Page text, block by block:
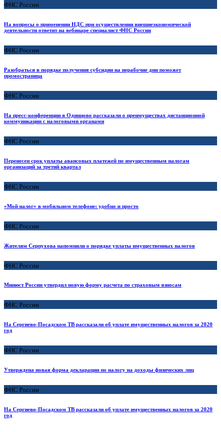
ФНС России
На вопросы о применении НДС при осуществлении внешнеэкономической
деятельности ответит на вебинаре специалист ФНС России
ФНС России
Разобраться в порядке получения субсидии на нерабочие дни поможет
промостраница
ФНС России
На пресс-конференции в Одинцово рассказали о преимуществах дистанционной
коммуникации с налоговыми органами
ФНС России
Перенесен срок уплаты авансовых платежей по имущественным налогам
организаций за третий квартал
ФНС России
«Мой налог» в мобильном телефоне: удобно и просто
ФНС России
Жителям Серпухова напомнили о порядке уплаты имущественных налогов
ФНС России
Минюст России утвердил новую форму расчета по страховым взносам
ФНС России
На Сергиево-Посадском ТВ рассказали об уплате имущественных налогов за 2020
год
ФНС России
Утверждена новая форма декларации по налогу на доходы физических лиц
ФНС России
На Сергиево-Посадском ТВ рассказали об уплате имущественных налогов за 2020
год